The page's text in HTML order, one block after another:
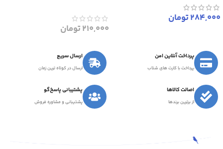
284,000تومان
210,000تومان
پرداخت آنلاین امن
پرداخت با کارت های شتاب
ارسال سریع
ارسال در کوتاه ترین زمان
اصالت کالاها
از برترین برندها
پشتیبانی پاسخ‌گو
پشتیبانی و مشاوره فروش